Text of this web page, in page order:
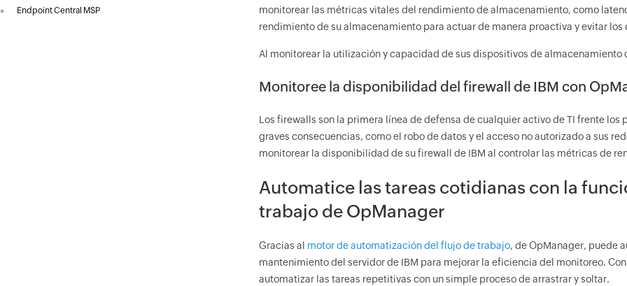
» Endpoint Central MSP
monitorear las métricas vitales del rendimiento de almacenamiento, como
rendimiento de su almacenamiento para actuar de manera proactiva y evitar
Al monitorear la utilización y capacidad de sus dispositivos de
Monitoree la disponibilidad del firewall de IBM con
Los firewalls son la primera línea de defensa de cualquier activo de TI frente
graves consecuencias, como el robo de datos y el acceso no autorizado a sus
monitorear la disponibilidad de su firewall de IBM al controlar las métricas de
Automatice las tareas cotidianas con la
trabajo de OpManager
Gracias al motor de automatización del flujo de trabajo, de OpManager, puede
mantenimiento del servidor de IBM para mejorar la eficiencia del monitoreo.
automatizar las tareas repetitivas con un simple proceso de arrastrar y soltar.